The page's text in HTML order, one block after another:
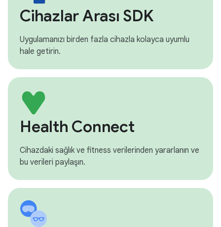
Cihazlar Arası SDK
Uygulamanızı birden fazla cihazla kolayca uyumlu
hale getirin.
Health Connect
Cihazdaki sağlık ve fitness verilerinden yararlanın ve
bu verileri paylaşın.